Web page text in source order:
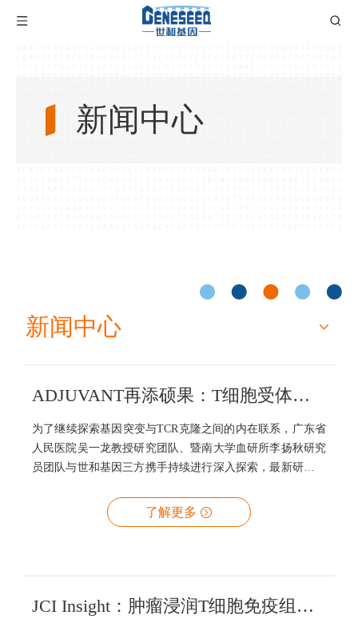
新闻中心
新闻中心
ADJUVANT再添硕果：T细胞受体克隆型可提示EGFR亚型辅助治疗疗效
为了继续探索基因突变与TCR克隆之间的内在联系，广东省
人民医院吴一龙教授研究团队、暨南大学血研所李扬秋研究
员团队与世和基因三方携手持续进行深入探索，最新研究成
了解更多
JCI Insight：肿瘤浸润T细胞免疫组库特征提示辅助靶向治疗疗效